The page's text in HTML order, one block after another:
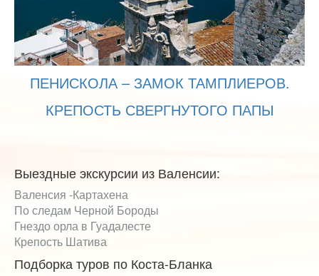
ПЕНИСКОЛА – ЗАМОК ТАМПЛИЕРОВ.
КРЕПОСТЬ СВЕРГНУТОГО ПАПЫ
Выездные экскурсии из Валенсии:
Валенсия -Картахена
По следам Черной Бороды
Гнездо орла в Гуадалесте
Крепость Шатива
Подборка туров по Коста-Бланка